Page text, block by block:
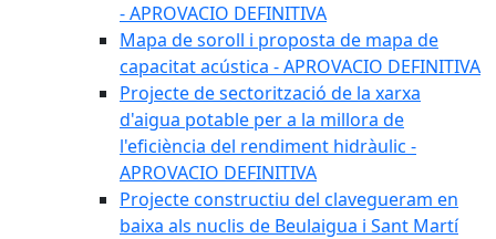
- APROVACIO DEFINITIVA
Mapa de soroll i proposta de mapa de
capacitat acústica - APROVACIO DEFINITIVA
Projecte de sectorització de la xarxa
d'aigua potable per a la millora de
l'eficiència del rendiment hidràulic -
APROVACIO DEFINITIVA
Projecte constructiu del clavegueram en
baixa als nuclis de Beulaigua i Sant Martí